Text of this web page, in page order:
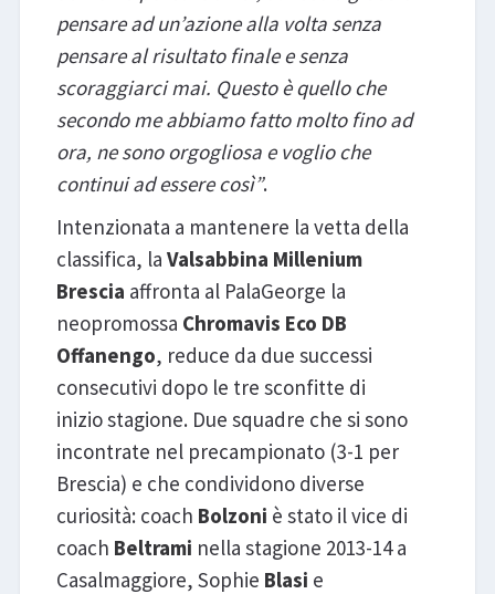
pensare ad un’azione alla volta senza
pensare al risultato finale e senza
scoraggiarci mai. Questo è quello che
secondo me abbiamo fatto molto fino ad
ora, ne sono orgogliosa e voglio che
continui ad essere così”.
Intenzionata a mantenere la vetta della
classifica, la Valsabbina Millenium
Brescia affronta al PalaGeorge la
neopromossa Chromavis Eco DB
Offanengo, reduce da due successi
consecutivi dopo le tre sconfitte di
inizio stagione. Due squadre che si sono
incontrate nel precampionato (3-1 per
Brescia) e che condividono diverse
curiosità: coach Bolzoni è stato il vice di
coach Beltrami nella stagione 2013-14 a
Casalmaggiore, Sophie Blasi e